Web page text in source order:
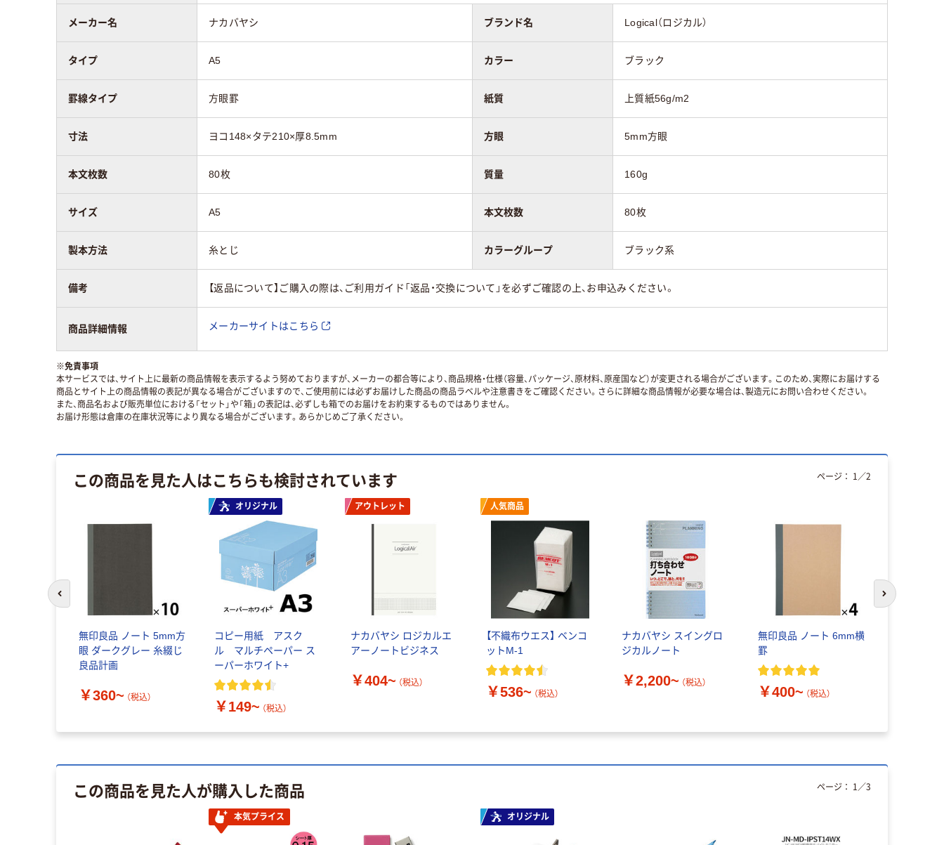
メーカー名 ナカバヤシ ブランド名 Logical（ロジカル）
タイプ A5 カラー ブラック
罫線タイプ 方眼罫 紙質 上質紙56g/m2
寸法 ヨコ148×タテ210×厚8.5mm 方眼 5mm方眼
本文枚数 80枚 質量 160g
サイズ A5 本文枚数 80枚
製本方法 糸とじ カラーグループ ブラック系
備考 【返品について】ご購入の際は、ご利用ガイド「返品・交換について」を必ずご確認の上、お申込みください。
商品詳細情報 メーカーサイトはこちら
※免責事項
本サービスでは、サイト上に最新の商品情報を表示するよう努めておりますが、メーカーの都合等により、商品規格・仕様（容量、パッケージ、原材料、原産国など）が変更される場合がございます。このため、実際にお届けする
商品とサイト上の商品情報の表記が異なる場合がございますので、ご使用前には必ずお届けした商品の商品ラベルや注意書きをご確認ください。さらに詳細な商品情報が必要な場合は、製造元にお問い合わせください。
また、商品名および販売単位における「セット」や「箱」の表記は、必ずしも箱でのお届けをお約束するものではありません。
お届け形態は倉庫の在庫状況等により異なる場合がございます。あらかじめご了承ください。
この商品を見た人はこちらも検討されています
無印良品 ノート 5mm方
眼 ダークグレー 糸綴じ
良品計画
￥360~ （税込）
オリジナル
コピー用紙 アスク
ル マルチペーパー ス
ーパーホワイト+
￥149~ （税込）
アウトレット
ナカバヤシ ロジカルエ
アーノートビジネス
￥404~ （税込）
人気商品
【不織布ウエス】 ベンコ
ットM-1
￥536~ （税込）
ナカバヤシ スイングロ
ジカルノート
￥2,200~ （税込）
無印良品 ノート 6mm横
罫
￥400~ （税込）
ページ： 1 ／2
次のスライド
この商品を見た人が購入した商品
本気プライス オリジナル
ページ： 1 ／3